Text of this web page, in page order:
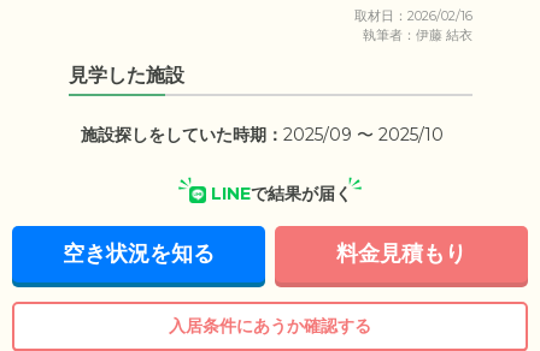
取材日：2026/02/16
執筆者：伊藤 結衣
見学した施設
施設探しをしていた時期： 2025/09 〜 2025/10
LINEで結果が届く
空き状況を知る 料金見積もり
入居条件にあうか確認する